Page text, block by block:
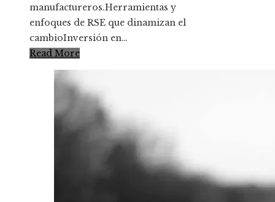
manufactureros.Herramientas y
enfoques de RSE que dinamizan el
cambioInversión en…
Read More